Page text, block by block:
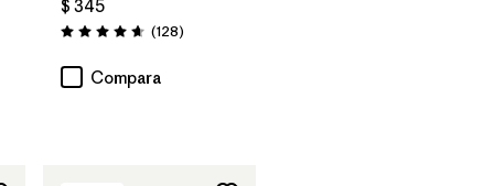
$ 345
Valoración: 4.6 / 5
(128Comentarios
)
Compara